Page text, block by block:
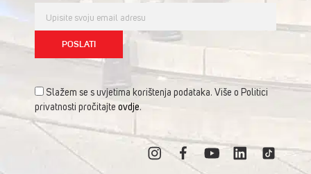
Slažem se s uvjetima korištenja podataka. Više o Politici
privatnosti pročitajte ovdje.